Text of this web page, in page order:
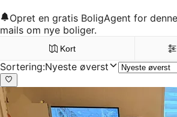
Opret en gratis BoligAgent for
mails om nye boliger.
Kort
Sortering:Nyeste øverst